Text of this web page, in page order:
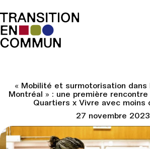
« Mobilité et surmotorisation
Montréal » : une première
Quartiers x Vivre avec moins
27 novembre 2023